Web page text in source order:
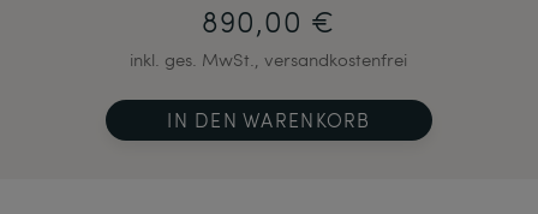
890,00 €
inkl. ges. MwSt., versandkostenfrei
IN DEN WARENKORB